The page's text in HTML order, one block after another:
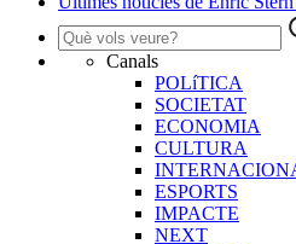
Canals
POLíTICA
SOCIETAT
ECONOMIA
CULTURA
ESPORTS
IMPACTE
NEXT